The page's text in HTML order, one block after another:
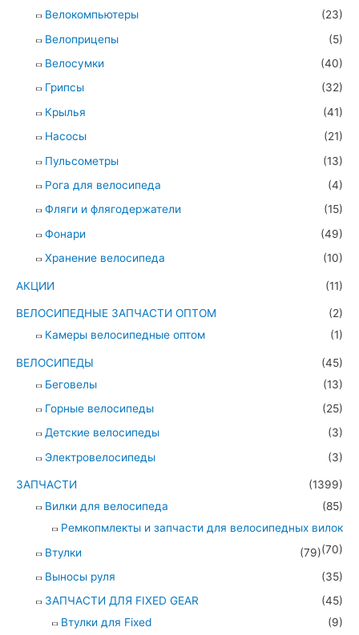
Велокомпьютеры
(23)
Велоприцепы
(5)
Велосумки
(40)
Грипсы
(32)
Крылья
(41)
Насосы
(21)
Пульсометры
(13)
Рога для велосипеда
(4)
Фляги и флягодержатели
(15)
Фонари
(49)
Хранение велосипеда
(10)
АКЦИИ (11)
ВЕЛОСИПЕДНЫЕ ЗАПЧАСТИ ОПТОМ
(2)
Камеры велосипедные оптом
(1)
ВЕЛОСИПЕДЫ
(45)
Беговелы
(13)
Горные велосипеды
(25)
Детские велосипеды
(3)
Электровелосипеды
(3)
ЗАПЧАСТИ
(1399)
Вилки для велосипеда
(85)
Ремкопмлекты и запчасти для велосипедных вилок
(70)
Втулки
(79)
Выносы руля
(35)
ЗАПЧАСТИ ДЛЯ FIXED GEAR
(45)
Втулки для Fixed
(9)